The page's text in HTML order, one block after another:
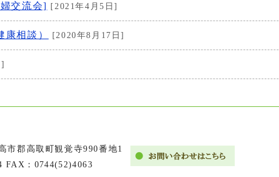
交流会] [2021年4月5日]
相談） [2020年8月17日]
市郡高取町観覚寺990番地1
FAX：0744(52)4063